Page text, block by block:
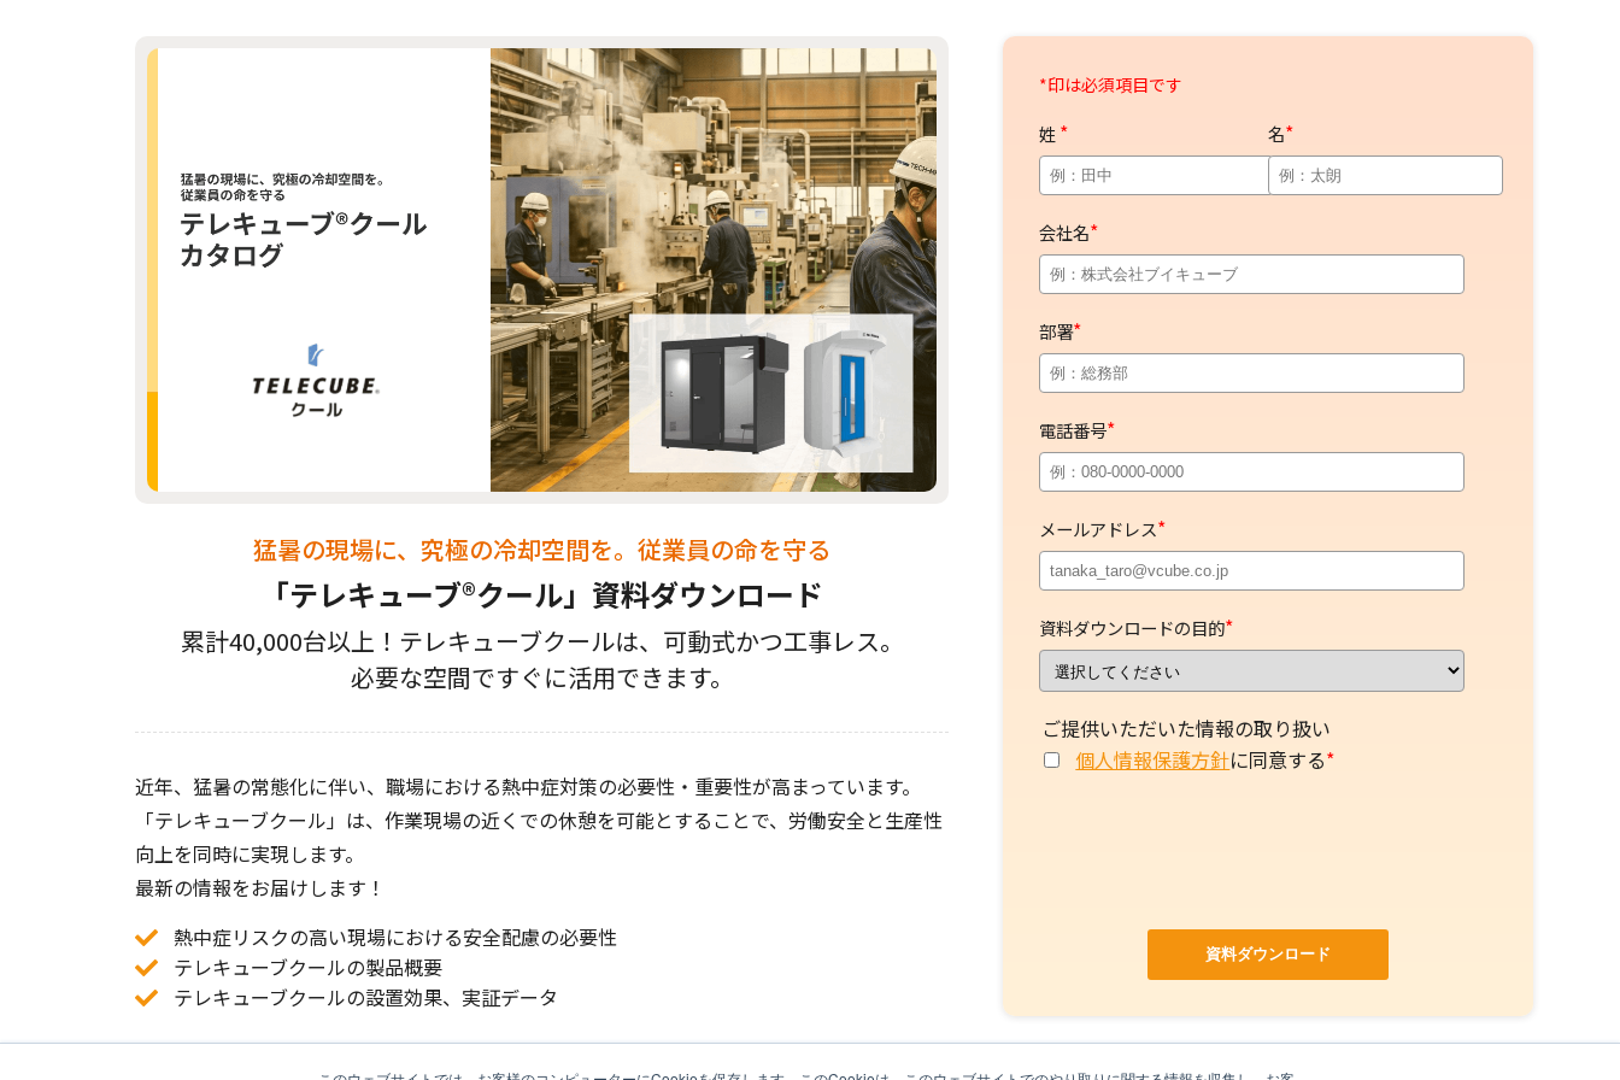
猛暑の現場に、究極の冷却空間を。従業員の命を守る
「テレキューブ®クール」資料ダウンロード
累計40,000台以上！テレキューブクールは、可動式かつ工事レス。
必要な空間ですぐに活用できます。
近年、猛暑の常態化に伴い、職場における熱中症対策の必要性・重要性が高まっています。
「テレキューブクール」は、作業現場の近くでの休憩を可能とすることで、労働安全と生産性
向上を同時に実現します。
最新の情報をお届けします！
熱中症リスクの高い現場における安全配慮の必要性
テレキューブクールの製品概要
テレキューブクールの設置効果、実証データ
姓 * 名*
会社名*
部署*
電話番号*
メールアドレス*
資料ダウンロードの目的*
ご提供いただいた情報の取り扱い
個人情報保護方針に同意する*